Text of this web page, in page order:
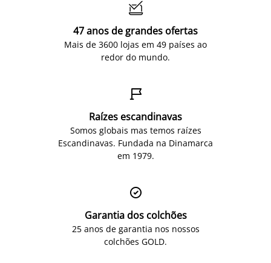

47 anos de grandes ofertas
Mais de 3600 lojas em 49 países ao
redor do mundo.

Raízes escandinavas
Somos globais mas temos raízes
Escandinavas. Fundada na Dinamarca
em 1979.

Garantia dos colchões
25 anos de garantia nos nossos
colchões GOLD.